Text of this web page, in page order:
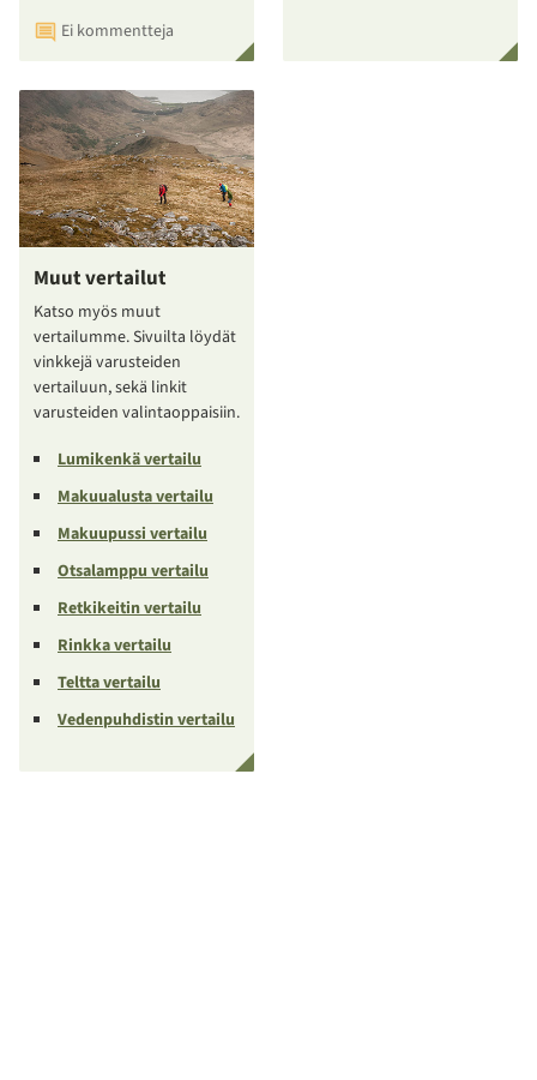
Ei kommentteja
Muut vertailut
Katso myös muut
vertailumme. Sivuilta löydät
vinkkejä varusteiden
vertailuun, sekä linkit
varusteiden valintaoppaisiin.
Lumikenkä vertailu
Makuualusta vertailu
Makuupussi vertailu
Otsalamppu vertailu
Retkikeitin vertailu
Rinkka vertailu
Teltta vertailu
Vedenpuhdistin vertailu